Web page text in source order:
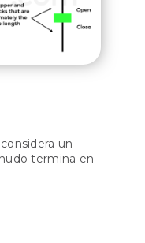
un
termina en